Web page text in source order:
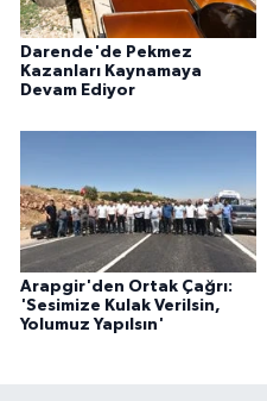
Darende'de Pekmez
Kazanları Kaynamaya
Devam Ediyor
Arapgir'den Ortak Çağrı:
'Sesimize Kulak Verilsin,
Yolumuz Yapılsın'